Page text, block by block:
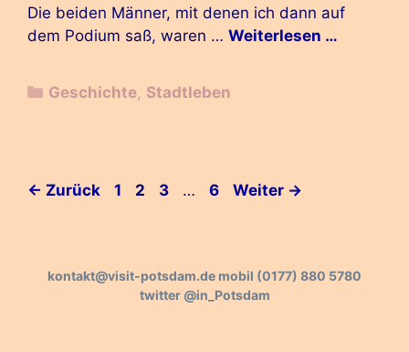
Die beiden Männer, mit denen ich dann auf
dem Podium saß, waren … Weiterlesen …
Kategorien
Geschichte, Stadtleben
Beitrags-
← Zurück Seite
1 Seite
2 Seite
3 … Seite
6 Weiter →
kontakt@visit-potsdam.de mobil (0177) 880 5780
twitter @in_Potsdam